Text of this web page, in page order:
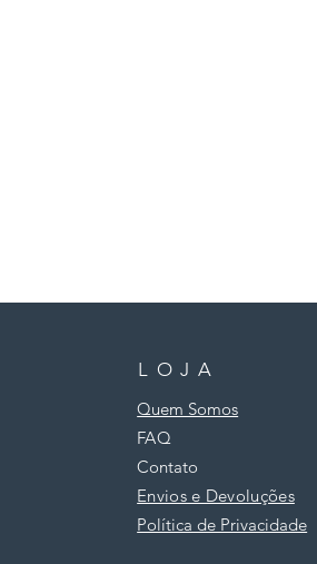
LOJA
Quem Somos
FAQ
Contato
Envios e Devoluções
Política de Privacidade